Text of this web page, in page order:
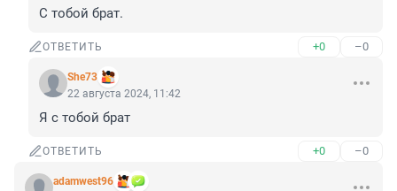
С тобой брат.
ОТВЕТИТЬ +0 –0
She73
22 августа 2024, 11:42
Я с тобой брат
ОТВЕТИТЬ +0 –0
adamwest96